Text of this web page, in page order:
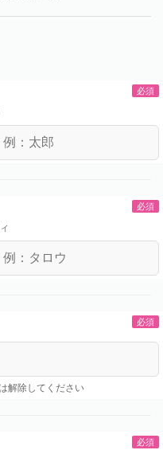
必須
必須
イ
必須
解除してください
必須